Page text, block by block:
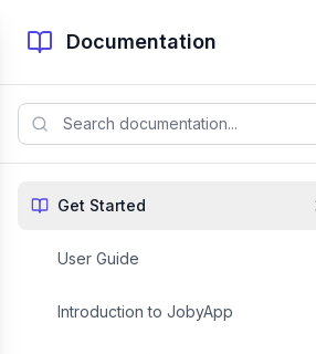
Documentation
Get Started
User Guide
Introduction to JobyApp